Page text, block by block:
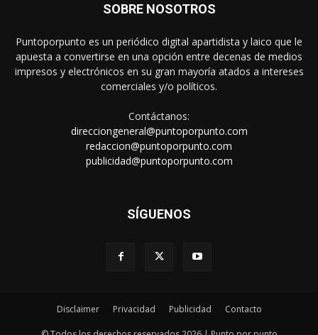
SOBRE NOSOTROS
Puntoporpunto es un periódico digital apartidista y laico que le
apuesta a convertirse en una opción entre decenas de medios
impresos y electrónicos en su gran mayoría atados a intereses
comerciales y/o políticos.
Contáctanos:
direcciongeneral@puntoporpunto.com
redaccion@puntoporpunto.com
publicidad@puntoporpunto.com
SÍGUENOS
Disclaimer Privacidad Publicidad Contacto